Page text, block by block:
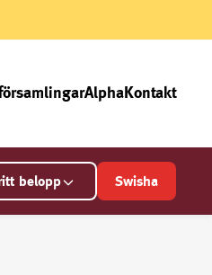
AlphaKontakt
belopp Swisha